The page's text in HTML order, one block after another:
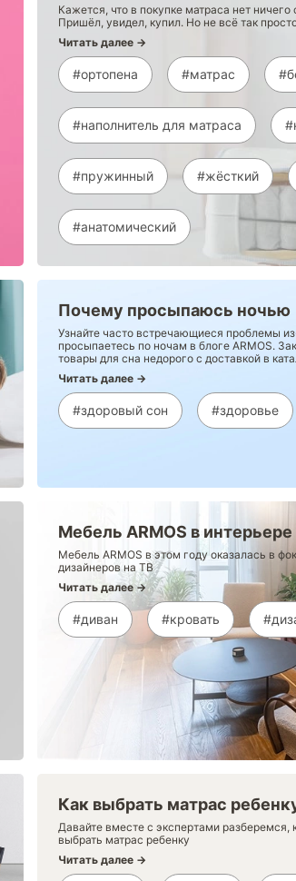
Кажется, что в покупке матраса нет ничего
Пришёл, увидел, купил. Но не всё так
Читать далее →
#ортопена #матрас
#наполнитель для матраса
#пружинный #жёсткий
#анатомический
Почему просыпаюсь ночью
Узнайте часто встречающиеся проблемы
просыпаетесь по ночам в блоге ARMOS.
товары для сна недорого с доставкой в
Читать далее →
#здоровый сон #здоровье
Мебель ARMOS в интерьере
Мебель ARMOS в этом году оказалась в
дизайнеров на ТВ
Читать далее →
#диван #кровать
Как выбрать матрас
Давайте вместе с экспертами разберемся,
выбрать матрас ребенку
Читать далее →